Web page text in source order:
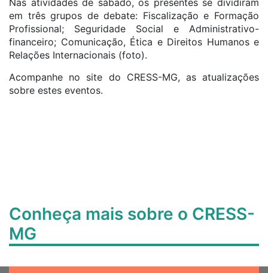
Nas atividades de sábado, os presentes se dividiram
em três grupos de debate: Fiscalização e Formação
Profissional; Seguridade Social e Administrativo-
financeiro; Comunicação, Ética e Direitos Humanos e
Relações Internacionais (foto).
Acompanhe no site do CRESS-MG, as atualizações
sobre estes eventos.
Conheça mais sobre o CRESS-
MG